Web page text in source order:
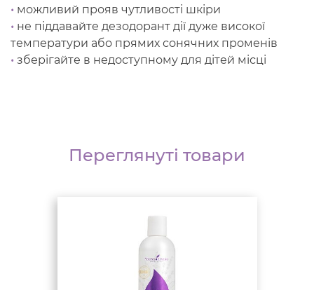
• можливий прояв чутливості шкіри
• не піддавайте дезодорант дії дуже високої
температури або прямих сонячних променів
• зберігайте в недоступному для дітей місці
Переглянуті товари